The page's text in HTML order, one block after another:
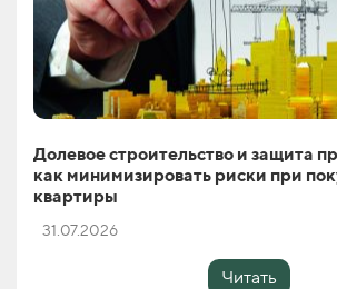
Долевое строительство и защита
как минимизировать риски при
квартиры
31.07.2026
Читать